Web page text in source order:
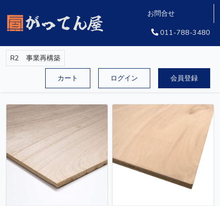
お問合せ
011-788-3480
R2 事業再構築
カート ログイン 会員登録